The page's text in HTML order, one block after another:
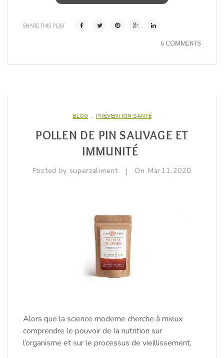
SHARE THIS POST
6 COMMENTS
BLOG , PRÉVENTION SANTÉ
POLLEN DE PIN SAUVAGE ET
IMMUNITÉ
Posted by superzaliment | On Mar11, 2020
Alors que la science moderne cherche à mieux
comprendre le pouvoir de la nutrition sur
l’organisme et sur le processus de vieillissement,